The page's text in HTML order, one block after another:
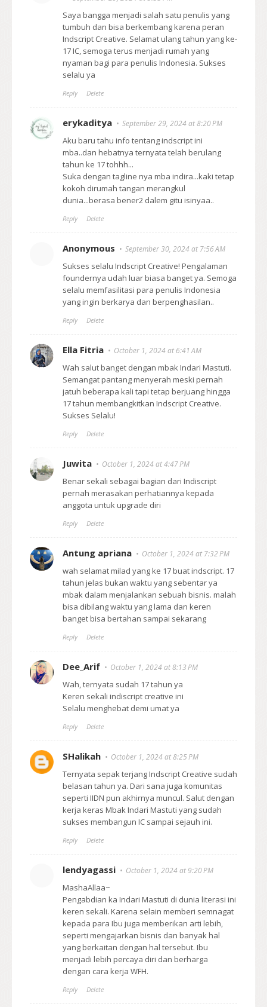
Saya bangga menjadi salah satu penulis yang
tumbuh dan bisa berkembang karena peran
Indscript Creative. Selamat ulang tahun yang ke-
17 IC, semoga terus menjadi rumah yang
nyaman bagi para penulis Indonesia. Sukses
selalu ya
Reply Delete
erykaditya September 29, 2024 at 8:20 PM
Aku baru tahu info tentang indscript ini
mba..dan hebatnya ternyata telah berulang
tahun ke 17 tohhh...
Suka dengan tagline nya mba indira...kaki tetap
kokoh dirumah tangan merangkul
dunia...berasa bener2 dalem gitu isinyaa..
Reply Delete
Anonymous September 30, 2024 at 7:56 AM
Sukses selalu Indscript Creative! Pengalaman
foundernya udah luar biasa banget ya. Semoga
selalu memfasilitasi para penulis Indonesia
yang ingin berkarya dan berpenghasilan..
Reply Delete
Ella Fitria October 1, 2024 at 6:41 AM
Wah salut banget dengan mbak Indari Mastuti.
Semangat pantang menyerah meski pernah
jatuh beberapa kali tapi tetap berjuang hingga
17 tahun membangkitkan Indscript Creative.
Sukses Selalu!
Reply Delete
Juwita October 1, 2024 at 4:47 PM
Benar sekali sebagai bagian dari Indiscript
pernah merasakan perhatiannya kepada
anggota untuk upgrade diri
Reply Delete
Antung apriana October 1, 2024 at 7:32 PM
wah selamat milad yang ke 17 buat indscript. 17
tahun jelas bukan waktu yang sebentar ya
mbak dalam menjalankan sebuah bisnis. malah
bisa dibilang waktu yang lama dan keren
banget bisa bertahan sampai sekarang
Reply Delete
Dee_Arif October 1, 2024 at 8:13 PM
Wah, ternyata sudah 17 tahun ya
Keren sekali indiscript creative ini
Selalu menghebat demi umat ya
Reply Delete
SHalikah October 1, 2024 at 8:25 PM
Ternyata sepak terjang Indscript Creative sudah
belasan tahun ya. Dari sana juga komunitas
seperti IIDN pun akhirnya muncul. Salut dengan
kerja keras Mbak Indari Mastuti yang sudah
sukses membangun IC sampai sejauh ini.
Reply Delete
lendyagassi October 1, 2024 at 9:20 PM
MashaAllaa~
Pengabdian ka Indari Mastuti di dunia literasi ini
keren sekali. Karena selain memberi semnagat
kepada para Ibu juga memberikan arti lebih,
seperti mengajarkan bisnis dan banyak hal
yang berkaitan dengan hal tersebut. Ibu
menjadi lebih percaya diri dan berharga
dengan cara kerja WFH.
Reply Delete